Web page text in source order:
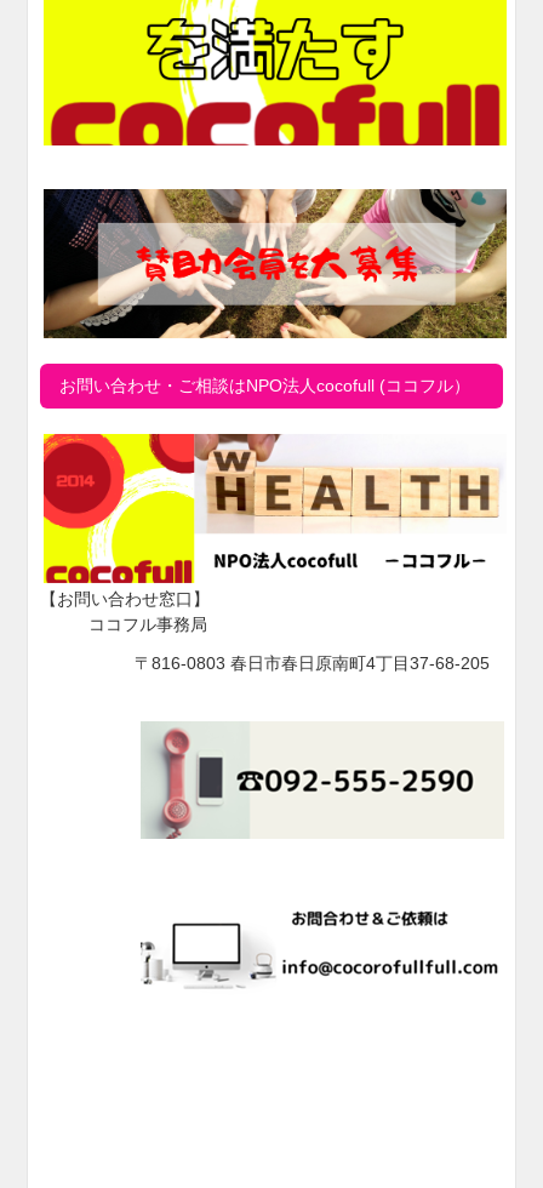
お問い合わせ・ご相談はNPO法人cocofull (ココフル）
【お問い合わせ窓口】
ココフル事務局
〒816-0803 春日市春日原南町4丁目37-68-205